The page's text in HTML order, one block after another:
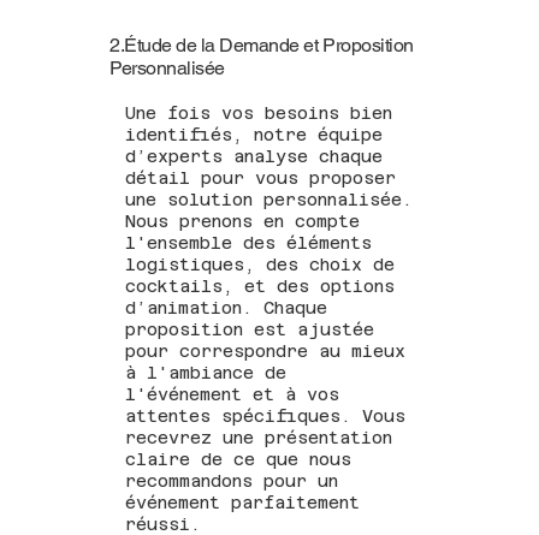
2.Étude de la Demande et Proposition
Personnalisée
Une fois vos besoins bien
identifiés, notre équipe
d’experts analyse chaque
détail pour vous proposer
une solution personnalisée.
Nous prenons en compte
l'ensemble des éléments
logistiques, des choix de
cocktails, et des options
d’animation. Chaque
proposition est ajustée
pour correspondre au mieux
à l'ambiance de
l'événement et à vos
attentes spécifiques. Vous
recevrez une présentation
claire de ce que nous
recommandons pour un
événement parfaitement
réussi.